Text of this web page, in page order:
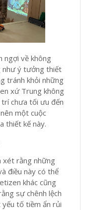
ngợi về không
như ý tưởng thiết
tránh khỏi những
xứ Trung không
chưa tối ưu đến
một cuộc
thiết kế này.
xét rằng những
điều này có thể
khác cũng
sự chênh lệch
tố tiềm ẩn rủi